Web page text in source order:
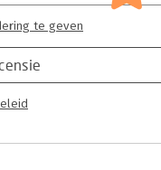
vindt u onder
de opgaven. Verder
Revit-student.
voor stap alle
te geven